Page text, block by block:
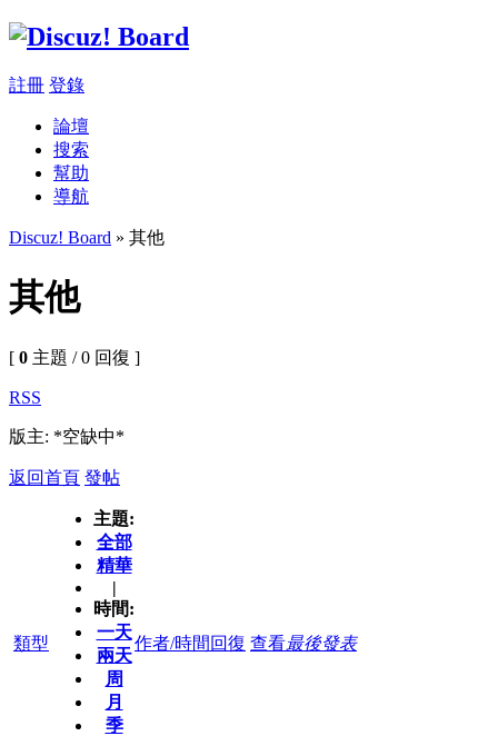
註冊 登錄
論壇
搜索
幫助
導航
Discuz! Board » 其他
其他
[ 0 主題 / 0 回復 ]
RSS
版主: *空缺中*
返回首頁 發帖
類型
主題:
全部
精華
|
時間:
一天
兩天
周
月
季
作者/時間 回復 查看最後發表